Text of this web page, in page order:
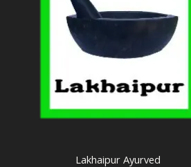
Lakhaipur Ayurved